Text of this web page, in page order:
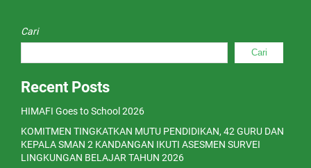
Cari
Cari
Recent Posts
HIMAFI Goes to School 2026
KOMITMEN TINGKATKAN MUTU PENDIDIKAN, 42 GURU DAN
KEPALA SMAN 2 KANDANGAN IKUTI ASESMEN SURVEI
LINGKUNGAN BELAJAR TAHUN 2026